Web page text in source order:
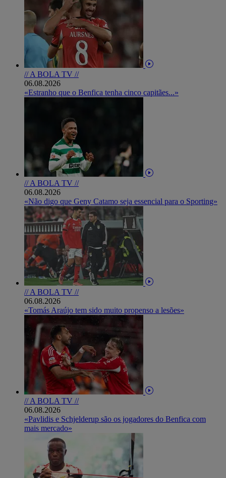
// A BOLA TV //
06.08.2026
«Estranho que o Benfica tenha cinco capitães...»
// A BOLA TV //
06.08.2026
«Não digo que Geny Catamo seja essencial para o Sporting»
// A BOLA TV //
06.08.2026
«Tomás Araújo tem sido muito propenso a lesões»
// A BOLA TV //
06.08.2026
«Pavlidis e Schjelderup são os jogadores do Benfica com
mais mercado»